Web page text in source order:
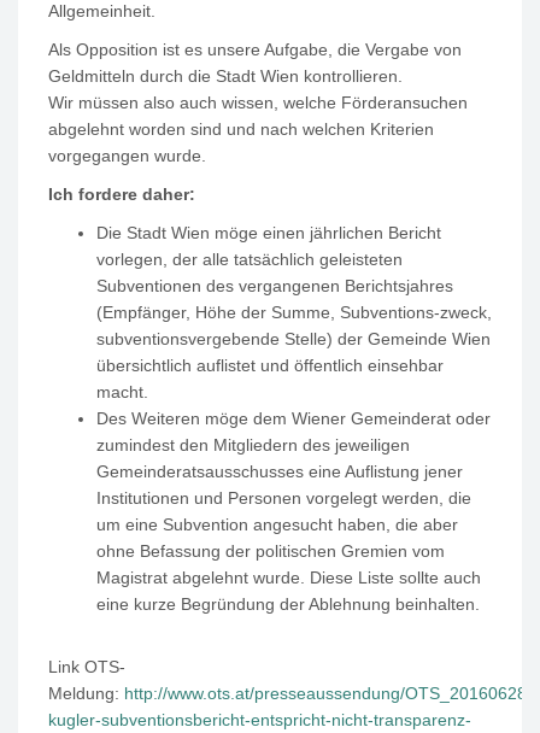
Allgemeinheit.
Als Opposition ist es unsere Aufgabe, die Vergabe von
Geldmitteln durch die Stadt Wien kontrollieren.
Wir müssen also auch wissen, welche Förderansuchen
abgelehnt worden sind und nach welchen Kriterien
vorgegangen wurde.
Ich fordere daher:
Die Stadt Wien möge einen jährlichen Bericht
vorlegen, der alle tatsächlich geleisteten
Subventionen des vergangenen Berichtsjahres
(Empfänger, Höhe der Summe, Subventions-zweck,
subventionsvergebende Stelle) der Gemeinde Wien
übersichtlich auflistet und öffentlich einsehbar
macht.
Des Weiteren möge dem Wiener Gemeinderat oder
zumindest den Mitgliedern des jeweiligen
Gemeinderatsausschusses eine Auflistung jener
Institutionen und Personen vorgelegt werden, die
um eine Subvention angesucht haben, die aber
ohne Befassung der politischen Gremien vom
Magistrat abgelehnt wurde. Diese Liste sollte auch
eine kurze Begründung der Ablehnung beinhalten.
Link OTS-
Meldung: http://www.ots.at/presseaussendung/
kugler-subventionsbericht-entspricht-nicht-transparenz-